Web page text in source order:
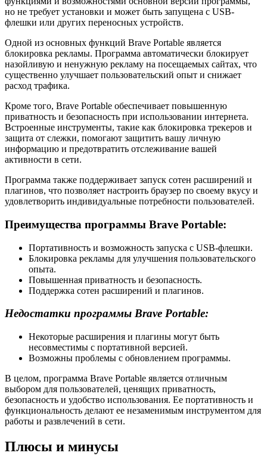
но не требует установки и может быть запущена с USB-
флешки или других переносных устройств.
Одной из основных функций Brave Portable является
блокировка рекламы. Программа автоматически блокирует
назойливую и ненужную рекламу на посещаемых сайтах, что
существенно улучшает пользовательский опыт и снижает
расход трафика.
Кроме того, Brave Portable обеспечивает повышенную
приватность и безопасность при использовании интернета.
Встроенные инструменты, такие как блокировка трекеров и
защита от слежки, помогают защитить вашу личную
информацию и предотвратить отслеживание вашей
активности в сети.
Программа также поддерживает запуск сотен расширений и
плагинов, что позволяет настроить браузер по своему вкусу и
удовлетворить индивидуальные потребности пользователей.
Преимущества программы Brave Portable:
Портативность и возможность запуска с USB-флешки.
Блокировка рекламы для улучшения пользовательского
опыта.
Повышенная приватность и безопасность.
Поддержка сотен расширений и плагинов.
Недостатки программы Brave Portable:
Некоторые расширения и плагины могут быть
несовместимы с портативной версией.
Возможны проблемы с обновлением программы.
В целом, программа Brave Portable является отличным
выбором для пользователей, ценящих приватность,
безопасность и удобство использования. Ее портативность и
функциональность делают ее незаменимым инструментом для
работы и развлечений в сети.
Плюсы и минусы